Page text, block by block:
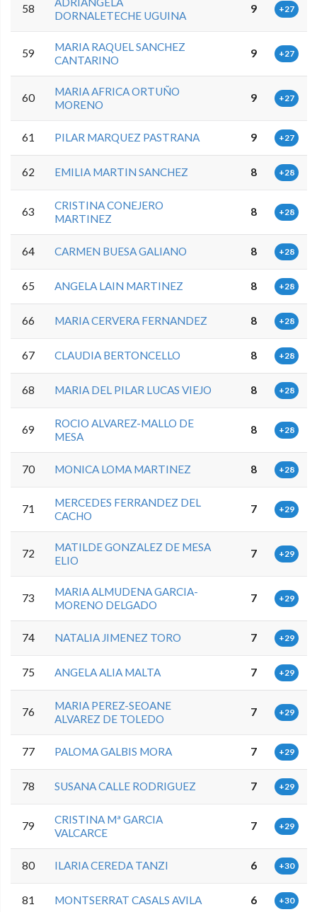
58
DORNALETECHE UGUINA
9 +27
59
MARIA RAQUEL SANCHEZ
CANTARINO
9 +27
60
MARIA AFRICA ORTUÑO
MORENO
9 +27
61 PILAR MARQUEZ PASTRANA 9 +27
62 EMILIA MARTIN SANCHEZ 8 +28
63
CRISTINA CONEJERO
MARTINEZ
8 +28
64 CARMEN BUESA GALIANO 8 +28
65 ANGELA LAIN MARTINEZ 8 +28
66 MARIA CERVERA FERNANDEZ 8 +28
67 CLAUDIA BERTONCELLO 8 +28
68 MARIA DEL PILAR LUCAS VIEJO 8 +28
69
ROCIO ALVAREZ-MALLO DE
MESA
8 +28
70 MONICA LOMA MARTINEZ 8 +28
71
MERCEDES FERRANDEZ DEL
CACHO
7 +29
72
MATILDE GONZALEZ DE MESA
ELIO
7 +29
73
MARIA ALMUDENA GARCIA-
MORENO DELGADO
7 +29
74 NATALIA JIMENEZ TORO 7 +29
75 ANGELA ALIA MALTA 7 +29
76
MARIA PEREZ-SEOANE
ALVAREZ DE TOLEDO
7 +29
77 PALOMA GALBIS MORA 7 +29
78 SUSANA CALLE RODRIGUEZ 7 +29
79
CRISTINA Mª GARCIA
VALCARCE
7 +29
80 ILARIA CEREDA TANZI 6 +30
81 MONTSERRAT CASALS AVILA 6 +30